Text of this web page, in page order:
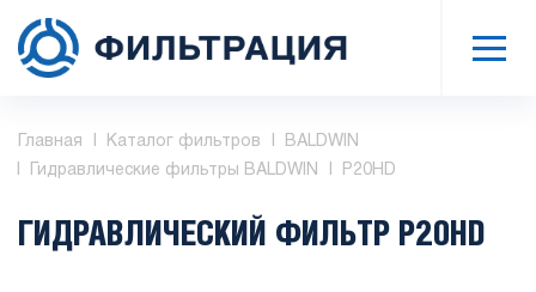
Главная Каталог фильтров
BALDWIN
Гидравлические фильтры BALDWIN
P20HD
ГИДРАВЛИЧЕСКИЙ ФИЛЬТР P20HD